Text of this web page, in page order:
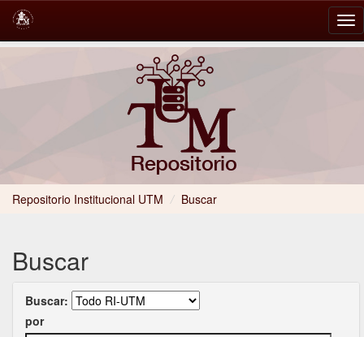
Repositorio Institucional UTM / Buscar
Buscar
Buscar:
por